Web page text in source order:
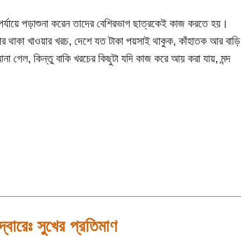
পড়াশুনা করেন তাদের বেশিরভাগ ছাত্রকেই কাজ করতে হয়।
থাকা খাওয়ার খরচ, দেশে যত টাকা পয়সাই থাকুক, কাঁহাতক আর বাড়ি
গেল, কিন্তু বাকি খরচের কিছুটা যদি কাজ করে আয় করা যায়, মন্দ
সুখের প্রতিমাণ